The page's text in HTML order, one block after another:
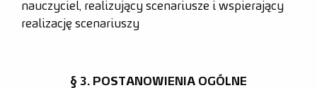
nauczyciel, realizujący scenariusze i wspierający
realizację scenariuszy
§ 3. POSTANOWIENIA OGÓLNE